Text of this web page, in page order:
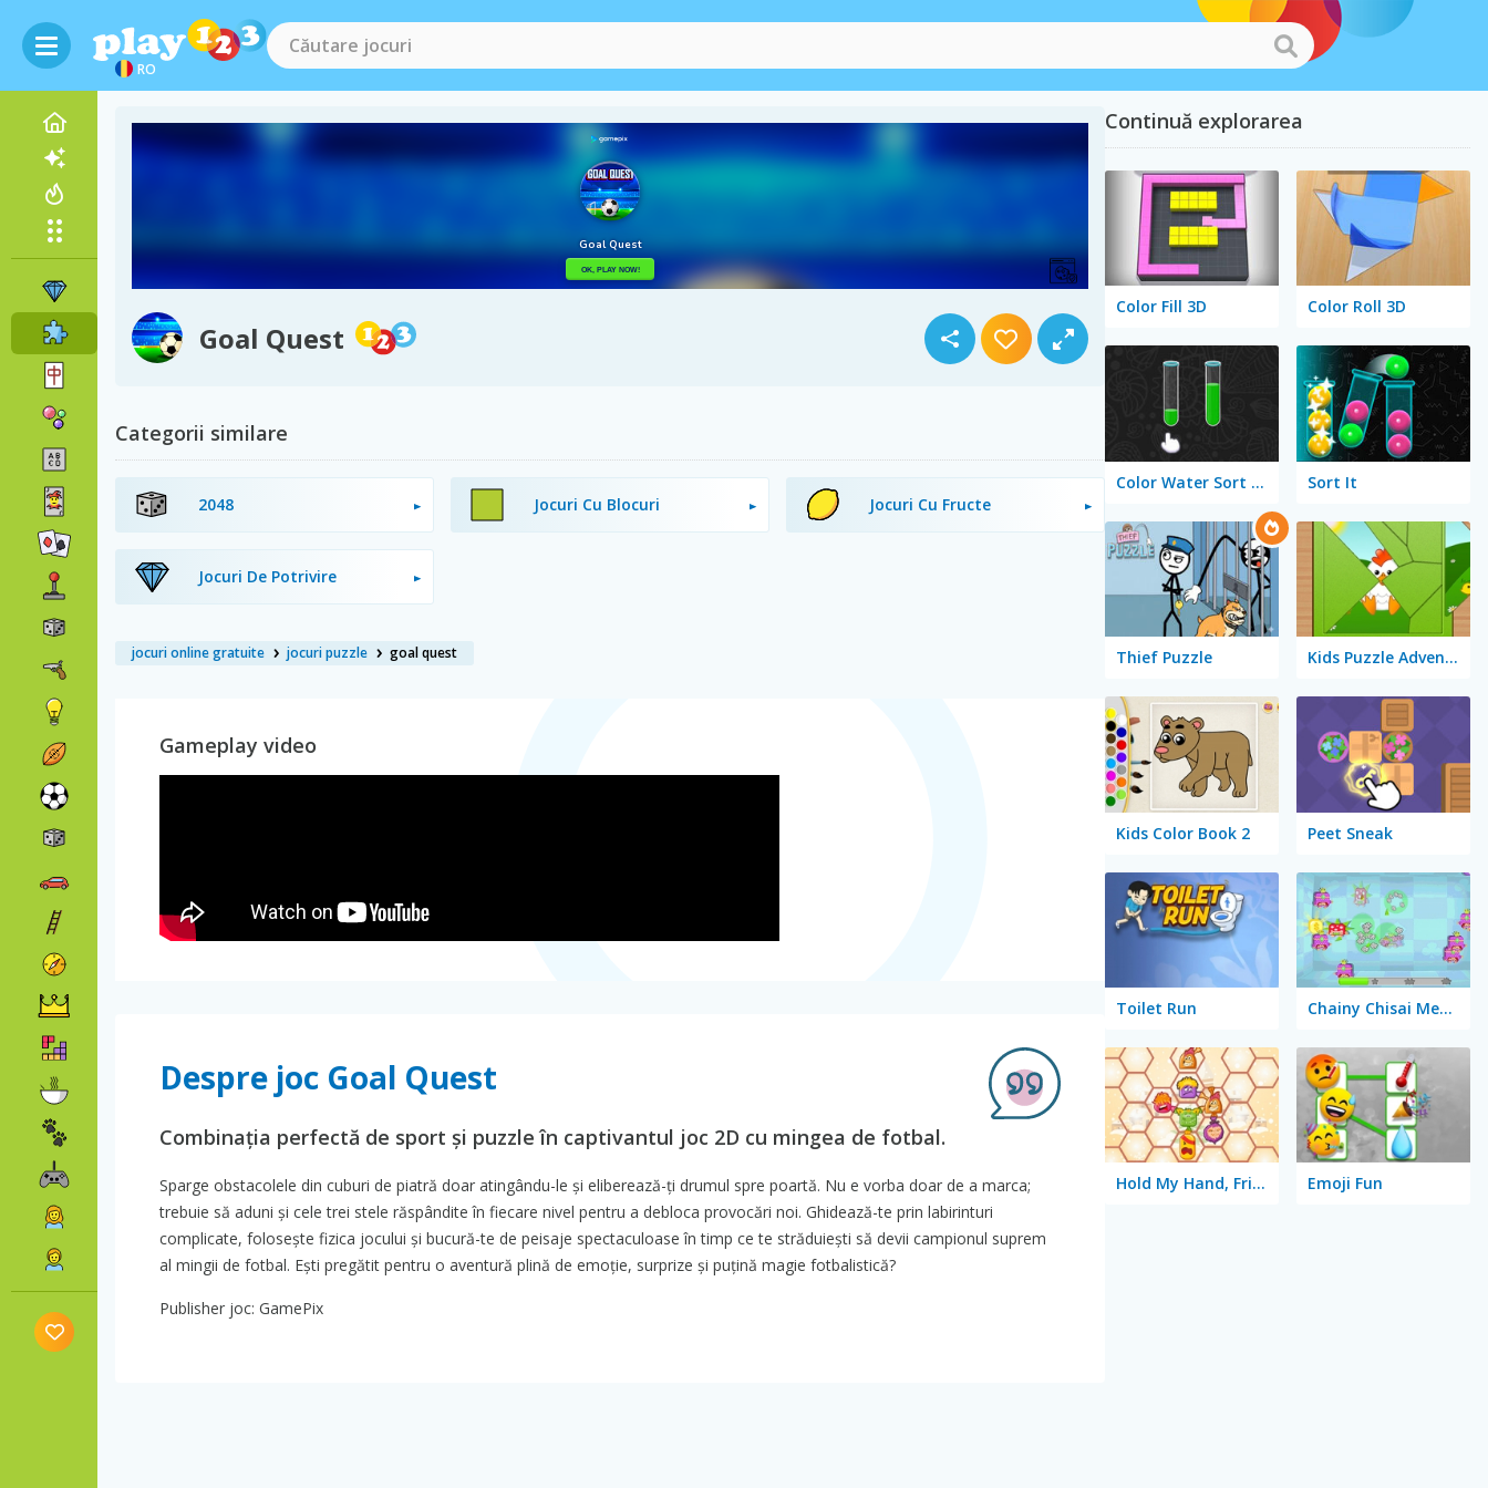
RO
Goal Quest
Categorii similare
2048 Jocuri Cu Blocuri Jocuri Cu Fructe
Jocuri De Potrivire
jocuri online gratuite jocuri puzzle goal quest
Gameplay video
Despre joc Goal Quest
Combinația perfectă de sport și puzzle în captivantul joc 2D cu mingea de fotbal.
Sparge obstacolele din cuburi de piatră doar atingându-le și eliberează-ți drumul spre poartă. Nu e vorba doar de a marca;
trebuie să aduni și cele trei stele răspândite în fiecare nivel pentru a debloca provocări noi. Ghidează-te prin labirinturi
complicate, folosește fizica jocului și bucură-te de peisaje spectaculoase în timp ce te străduiești să devii campionul suprem
al mingii de fotbal. Ești pregătit pentru o aventură plină de emoție, surprize și puțină magie fotbalistică?
Publisher joc: GamePix
Continuă explorarea
Color Fill 3D Color Roll 3D
Color Water Sort 3D Sort It
Thief Puzzle Kids Puzzle Adventure
Kids Color Book 2 Peet Sneak
Toilet Run Chainy Chisai Medieval 2
Hold My Hand, Friend Emoji Fun